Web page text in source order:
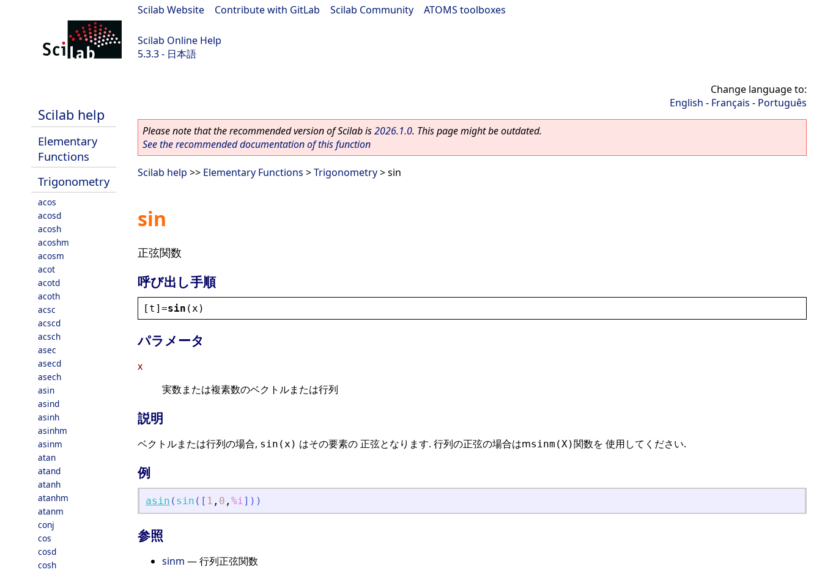
Scilab Website Contribute with GitLab Scilab Community ATOMS toolboxes
Scilab Online Help
5.3.3 - 日本語
Scilab help
Elementary
Functions
Trigonometry
acos
acosd
acosh
acoshm
acosm
acot
acotd
acoth
acsc
acscd
acsch
asec
asecd
asech
asin
asind
asinh
asinhm
asinm
atan
atand
atanh
atanhm
atanm
conj
cos
cosd
cosh
Change language to:
English - Français - Português
Please note that the recommended version of Scilab is2026.1.0. This page might be outdated.
See the recommended documentation of this function
Scilab help >> Elementary Functions >Trigonometry> sin
sin
正弦関数
呼び出し手順
[ t ]=sin ( x )
パラメータ
x
実数または複素数のベクトルまたは行列
説明
ベクトルまたは行列の場合, sin(x) はその要素の 正弦となります. 行列の正弦の場合はmsinm(X)関数を 使用してください.
例
asin ( sin ( [ 1 , 0 , %i] ) )
参照
sinm — 行列正弦関数